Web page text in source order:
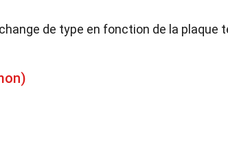
de type en fonction de la plaque